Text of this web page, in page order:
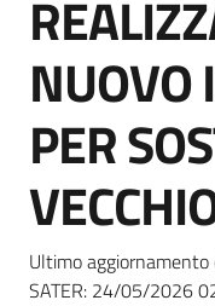
PER
Ultimo
SATER: 24/05/2026